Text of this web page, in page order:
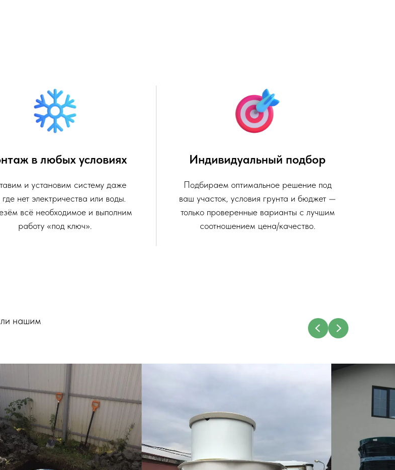
в любых условиях
и установим систему даже
нет электричества или воды.
всё необходимое и выполним
работу «под ключ».
Индивидуальный подбор
Подбираем оптимальное решение под
ваш участок, условия грунта и бюджет —
только проверенные варианты с лучшим
соотношением цена/качество.
нашим